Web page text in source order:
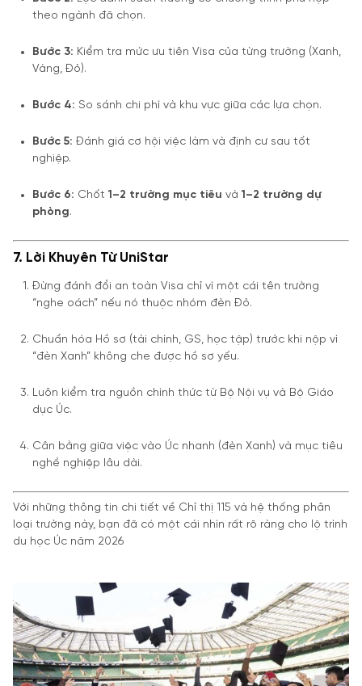
theo ngành đã chọn.
Bước 3: Kiểm tra mức ưu tiên Visa của từng trường (Xanh,
Vàng, Đỏ).
Bước 4: So sánh chi phí và khu vực giữa các lựa chọn.
Bước 5: Đánh giá cơ hội việc làm và định cư sau tốt
nghiệp.
Bước 6: Chốt1–2 trường mục tiêu và1–2 trường dự
phòng.
7. Lời Khuyên Từ UniStar
Đừng đánh đổi an toàn Visa chỉ vì một cái tên trường
“nghe oách” nếu nó thuộc nhóm đèn Đỏ.
Chuẩn hóa Hồ sơ (tài chính, GS, học tập) trước khi nộp vì
“đèn Xanh” không che được hồ sơ yếu.
Luôn kiểm tra nguồn chính thức từ Bộ Nội vụ và Bộ Giáo
dục Úc.
Cân bằng giữa việc vào Úc nhanh (đèn Xanh) và mục tiêu
nghề nghiệp lâu dài.
Với những thông tin chi tiết về Chỉ thị 115 và hệ thống phân
loại trường này, bạn đã có một cái nhìn rất rõ ràng cho lộ trình
du học Úc năm 2026